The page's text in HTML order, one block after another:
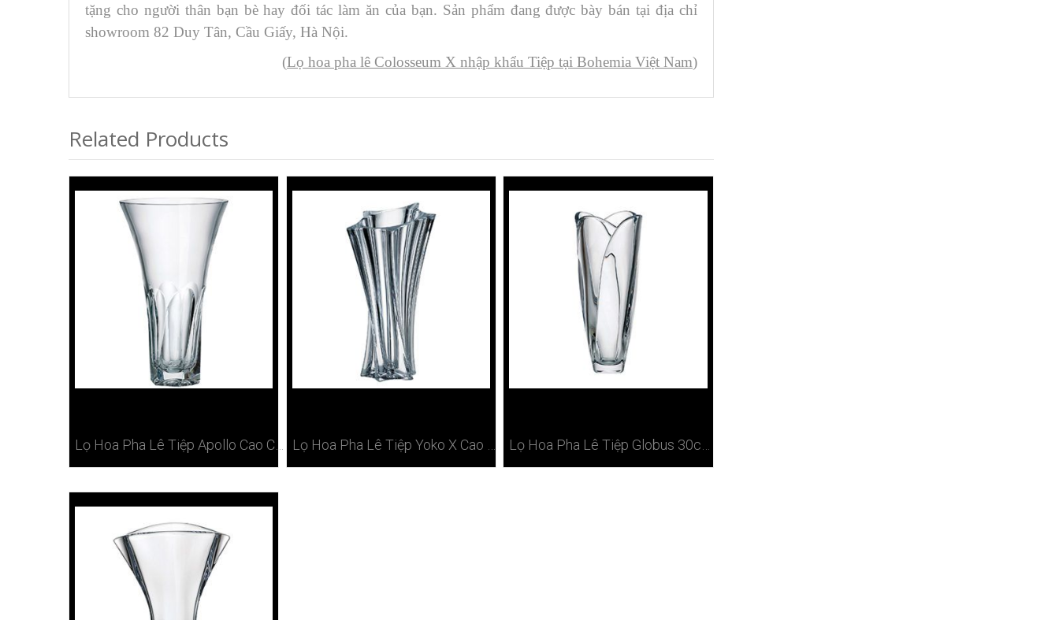
tặng cho người thân bạn bè hay đối tác làm ăn của bạn. Sản phẩm đang được bày bán tại địa chỉ
showroom 82 Duy Tân, Cầu Giấy, Hà Nội.
(Lọ hoa pha lê Colosseum X nhập khẩu Tiệp tại Bohemia Việt Nam)
Related Products
Lọ Hoa Pha Lê Tiệp Apollo Cao Cấp 35cm Lọ Hoa Pha Lê Tiệp Yoko X Cao Cấp 33cm Tại Hà Nội Lọ Hoa Pha Lê Tiệp Globus 30cm Cao Cấp Ở Hà Nội